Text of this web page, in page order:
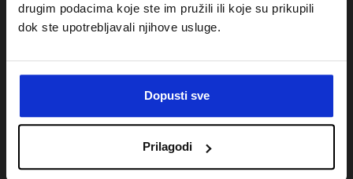
drugim podacima koje ste im pružili ili koje su prikupili
dok ste upotrebljavali njihove usluge.
Dopusti sve
Prilagodi